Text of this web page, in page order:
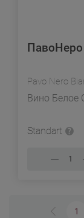
Pavo Nero
Вино Белое
Standart
1